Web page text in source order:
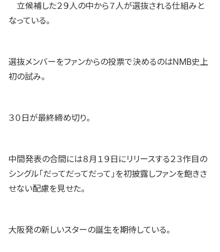
立候補した２９人の中から７人が選抜される仕組みと
なっている。
選抜メンバーをファンからの投票で決めるのはNMB史上
初の試み。
３０日が最終締め切り。
中間発表の合間には８月１９日にリリースする２３作目の
シングル「だってだってだって」を初披露しファンを飽きさ
せない配慮を見せた。
大阪発の新しいスターの誕生を期待している。